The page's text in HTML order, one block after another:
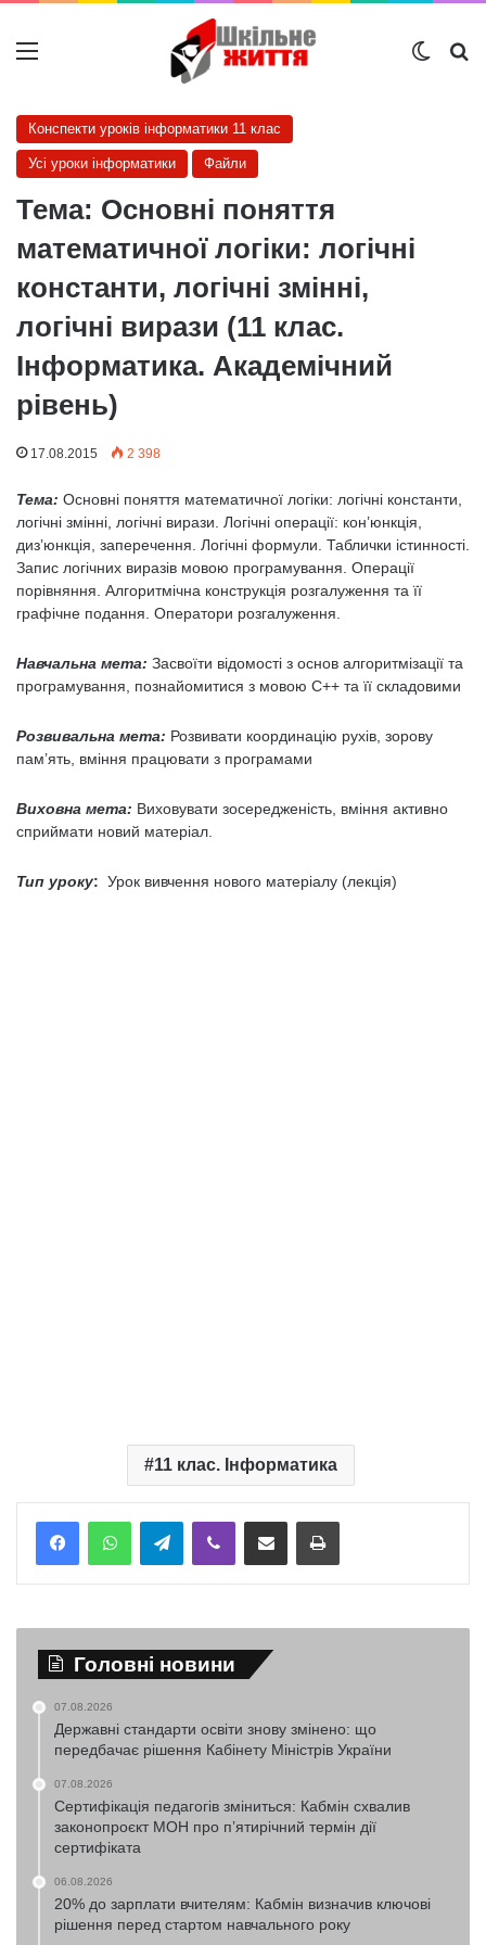
Меню
Конспекти уроків інформатики 11 клас
Усі уроки інформатики Файли
Тема: Основні поняття
математичної логіки: логічні
константи, логічні змінні,
логічні вирази (11 клас.
Інформатика. Академічний
рівень)
17.08.2015 2 398
Тема: Основні поняття математичної логіки: логічні константи,
логічні змінні, логічні вирази. Логічні операції: кон’юнкція,
диз’юнкція, заперечення. Логічні формули. Таблички істинності.
Запис логічних виразів мовою програмування. Операції
порівняння. Алгоритмічна конструкція розгалуження та її
графічне подання. Оператори розгалуження.
Навчальна мета: Засвоїти відомості з основ алгоритмізації та
програмування, познайомитися з мовою С++ та її складовими
Розвивальна мета: Розвивати координацію рухів, зорову
пам’ять, вміння працювати з програмами
Виховна мета: Виховувати зосередженість, вміння активно
сприймати новий матеріал.
Тип уроку: Урок вивчення нового матеріалу (лекція)
11 клас. Інформатика
TelegramViber Надіслати електронною поштоюНадрукувати
Головні новини
07.08.2026
Державні стандарти освіти знову змінено: що
передбачає рішення Кабінету Міністрів України
07.08.2026
Сертифікація педагогів зміниться: Кабмін схвалив
законопроєкт МОН про п’ятирічний термін дії
сертифіката
06.08.2026
20% до зарплати вчителям: Кабмін визначив ключові
рішення перед стартом навчального року